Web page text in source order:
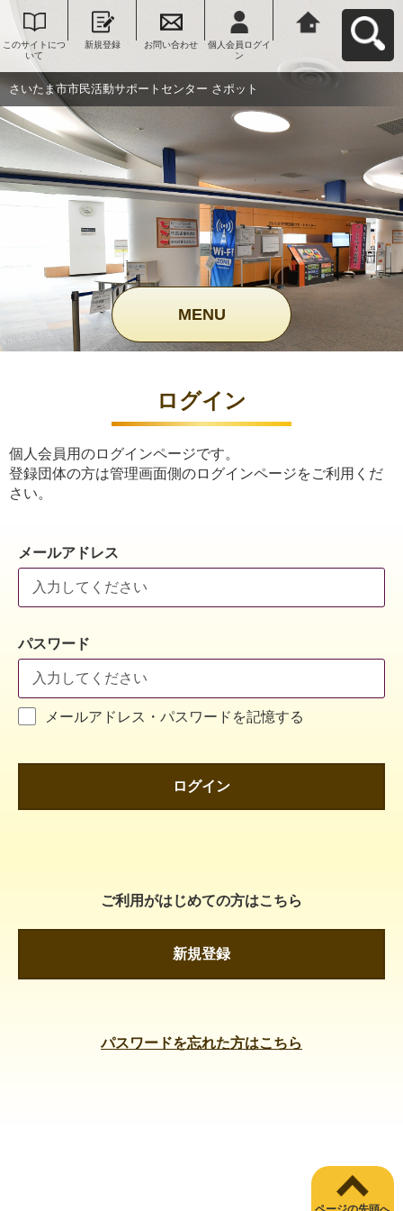
このサイトにつ
いて
新規登録 お問い合わせ
個人会員ログイ
ン
ンター さポット
へ戻る
さいたま市市民活動サポートセンター さポット
MENU
ログイン
個人会員用のログインページです。
登録団体の方は管理画面側のログインページをご利用くだ
さい。
メールアドレス
パスワード
メールアドレス・パスワードを記憶する
ログイン
ご利用がはじめての方はこちら
新規登録
パスワードを忘れた方はこちら